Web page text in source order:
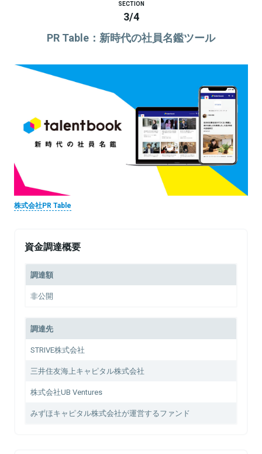
SECTION
3/4
PR Table：新時代の社員名鑑ツール
株式会社PR Table
資金調達概要
調達額
非公開
調達先
STRIVE株式会社
三井住友海上キャピタル株式会社
株式会社UB Ventures
みずほキャピタル株式会社が運営するファンド